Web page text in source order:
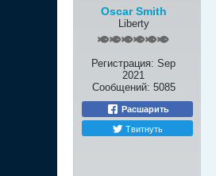
Oscar Smith
Liberty
Регистрация: Sep
2021
Сообщений: 5085
Расшарить
Твитнуть